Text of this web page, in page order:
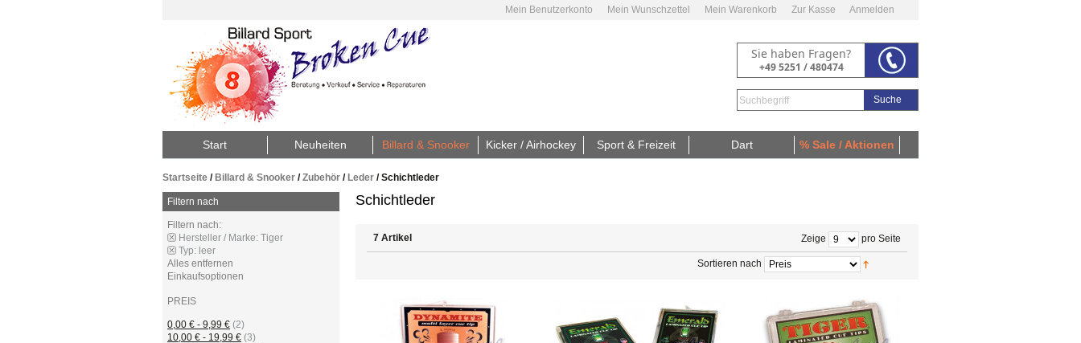
Mein Benutzerkonto Mein Wunschzettel Mein Warenkorb Zur Kasse Anmelden
Sie haben Fragen?
+49 5251 / 480474
Suche
Start Neuheiten Billard & Snooker Kicker / Airhockey Sport & Freizeit Dart % Sale / Aktionen
Startseite / Billard & Snooker /Zubehör / Leder /Schichtleder
Schichtleder
7 Artikel Zeige pro Seite
Sortieren nach
Filtern nach
Filtern nach:
Hersteller / Marke: Tiger
Typ: leer
Alles entfernen
Einkaufsoptionen
PREIS
0,00 € - 9,99 € (2)
10,00 € - 19,99 € (3)